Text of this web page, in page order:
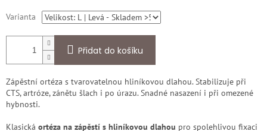
Varianta
Přidat do košíku
Zápěstní ortéza s tvarovatelnou hliníkovou dlahou. Stabilizuje při
CTS, artróze, zánětu šlach i po úrazu. Snadné nasazení i při omezené
hybnosti.
Klasická ortéza na zápěstí s hliníkovou dlahou pro spolehlivou fixaci